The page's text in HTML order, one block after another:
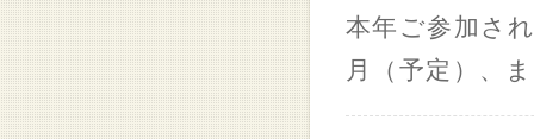
本年ご参加さ
月（予定）、